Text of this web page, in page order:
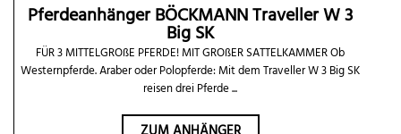
Pferdeanhänger BÖCKMANN Traveller W 3
Big SK
FÜR 3 MITTELGROßE PFERDE! MIT GROßER SATTELKAMMER Ob
Westernpferde. Araber oder Polopferde: Mit dem Traveller W 3 Big SK
reisen drei Pferde ...